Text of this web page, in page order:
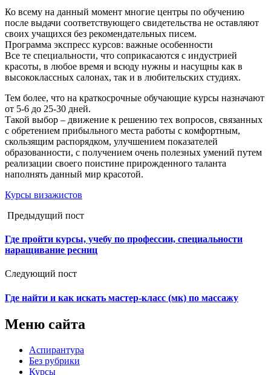
Ко всему на данный момент многие центры по обучению
после выдачи соответствующего свидетельства не оставляют
своих учащихся без рекомендательных писем.
Программа экспресс курсов: важные особенности
Все те специальности, что соприкасаются с индустрией
красоты, в любое время и всюду нужны и насущны как в
высококлассных салонах, так и в любительских студиях.
Тем более, что на краткосрочные обучающие курсы назначают
от 5-6 до 25-30 дней.
Такой выбор – движение к решению тех вопросов, связанных
с обретением прибыльного места работы с комфортным,
скользящим распорядком, улучшением показателей
образованности, с получением очень полезных умений путем
реализации своего поистине прирожденного таланта
наполнять данный мир красотой.
Курсы визажистов
Предыдущий пост
Где пройти курсы, учебу по профессии, специальности
наращивание ресниц
Следующий пост
Где найти и как искать мастер-класс (мк) по массажу
Меню сайта
Аспирантура
Без рубрики
Курсы